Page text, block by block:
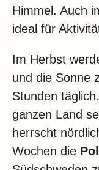
Himmel. Auch
ideal für
Im Herbst
und die Sonne
Stunden
ganzen Land
herrscht
Wochen die